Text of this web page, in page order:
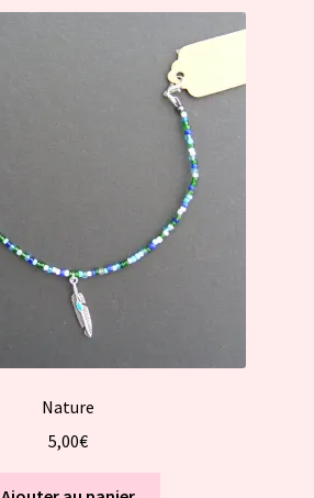
Nature
5,00€